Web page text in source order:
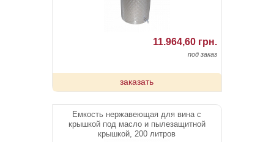
11.964,60 грн.
под заказ
заказать
Емкость нержавеющая для вина с
крышкой под масло и пылезащитной
крышкой, 200 литров